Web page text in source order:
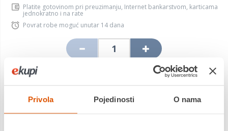
Privola Pojedinosti O nama
Platite gotovinom pri preuzimanju, Internet bankarstvom, karticama
jednokratno i na rate
Povrat robe moguć unutar 14 dana